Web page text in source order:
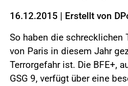
16.12.2015 | Erstellt von
So haben die schrecklichen
von Paris in diesem Jahr
Terrorgefahr ist. Die BFE+,
GSG 9, verfügt über eine